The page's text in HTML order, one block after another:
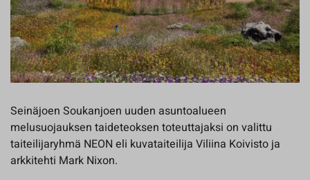
Seinäjoen Soukanjoen uuden asuntoalueen
melusuojauksen taideteoksen toteuttajaksi on valittu
taiteilijaryhmä NEON eli kuvataiteilija Viliina Koivisto ja
arkkitehti Mark Nixon.